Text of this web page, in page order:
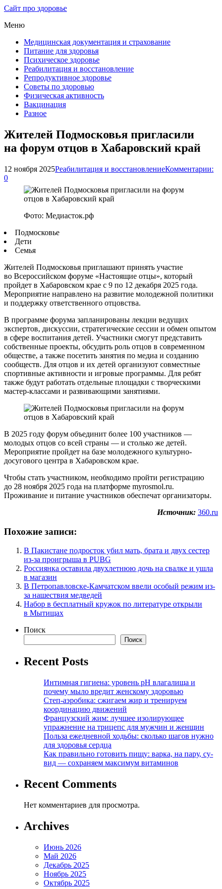
Сайт про здоровье
Меню
Медицинская документация и страхование
Питание для здоровья
Психическое здоровье
Реабилитация и восстановление
Репродуктивное здоровье
Советы по здоровью
Физическая активность
Вакцинация
Разное
Жителей Подмосковья пригласили
на форум отцов в Хабаровский край
12 ноября 2025Реабилитация и восстановлениеКомментарии:
0
Фото: Медиасток.рф
Подмосковье
Дети
Семья
Жителей Подмосковья приглашают принять участие
во Всероссийском форуме «Настоящие отцы», который
пройдет в Хабаровском крае с 9 по 12 декабря 2025 года.
Мероприятие направлено на развитие молодежной политики
и поддержку ответственного отцовства.
В программе форума запланированы лекции ведущих
экспертов, дискуссии, стратегические сессии и обмен опытом
в сфере воспитания детей. Участники смогут представить
собственные проекты, обсудить роль отцов в современном
обществе, а также посетить занятия по медиа и созданию
сообществ. Для отцов и их детей организуют совместные
спортивные активности и игровые программы. Для ребят
также будут работать отдельные площадки с творческими
мастер-классами и развивающими занятиями.
В 2025 году форум объединит более 100 участников —
молодых отцов со всей страны — и столько же детей.
Мероприятие пройдет на базе молодежного культурно-
досугового центра в Хабаровском крае.
Чтобы стать участником, необходимо пройти регистрацию
до 28 ноября 2025 года на платформе myrosmol.ru.
Проживание и питание участников обеспечат организаторы.
Источник: 360.ru
Похожие записи:
В Пакистане подросток убил мать, брата и двух сестер
из-за проигрыша в PUBG
Россиянка оставила двухлетнюю дочь на свалке и ушла
в магазин
В Петропавловске-Камчатском ввели особый режим из-
за нашествия медведей
Набор в бесплатный кружок по литературе открыли
в Мытищах
Поиск
Поиск
Recent Posts
Интимная гигиена: уровень pH влагалища и
почему мыло вредит женскому здоровью
Степ-аэробика: сжигаем жир и тренируем
координацию движений
Французский жим: лучшее изолирующее
упражнение на трицепс для мужчин и женщин
Польза ежедневной ходьбы: сколько шагов нужно
для здоровья сердца
Как правильно готовить пищу: варка, на пару, су-
вид — сохраняем максимум витаминов
Recent Comments
Нет комментариев для просмотра.
Archives
Июнь 2026
Май 2026
Декабрь 2025
Ноябрь 2025
Октябрь 2025